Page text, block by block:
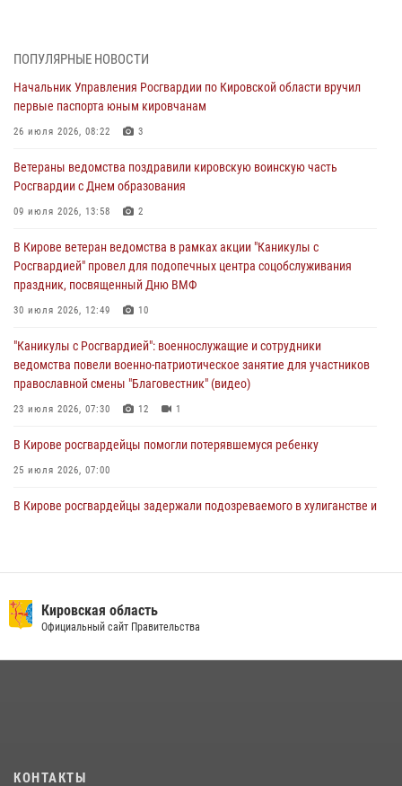
поддельной купюры
04 августа 2026, 09:30
03 августа 2026, 09:01
В Кирове росгвардейцы и ветераны ведомства приняли участие в
03 августа 2026, 08:45
В Кирове росгвардейцы задержали подозреваемого в краже из
магазина
ПОПУЛЯРНЫЕ НОВОСТИ
Начальник Управления Росгвардии по Кировской области вручил
первые паспорта юным кировчанам
26 июля 2026, 08:22 3
Ветераны ведомства поздравили кировскую воинскую часть
Росгвардии с Днем образования
09 июля 2026, 13:58 2
В Кирове ветеран ведомства в рамках акции "Каникулы с
Росгвардией" провел для подопечных центра соцобслуживания
праздник, посвященный Дню ВМФ
30 июля 2026, 12:49 10
"Каникулы с Росгвардией": военнослужащие и сотрудники
ведомства повели военно-патриотическое занятие для участников
православной смены "Благовестник" (видео)
23 июля 2026, 07:30 12 1
В Кирове росгвардейцы помогли потерявшемуся ребенку
25 июля 2026, 07:00
В Кирове росгвардейцы задержали подозреваемого в хулиганстве и
вневедомственную охрану и поступления в ведомственные вузы
22 июля 2026, 14:51 1 2
Кировская область
Официальный сайт Правительства
КОНТАКТЫ